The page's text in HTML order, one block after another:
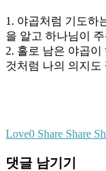
1. 야곱처럼 기도하
을 알고 하나님이
2. 홀로 남은 야곱
것처럼 나의 의지도
Love0 Share Share
댓글 남기기